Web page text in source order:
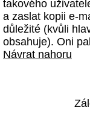
takového
a zaslat kopii e-
důležité (kvůli
obsahuje). Oni
Návrat nahoru